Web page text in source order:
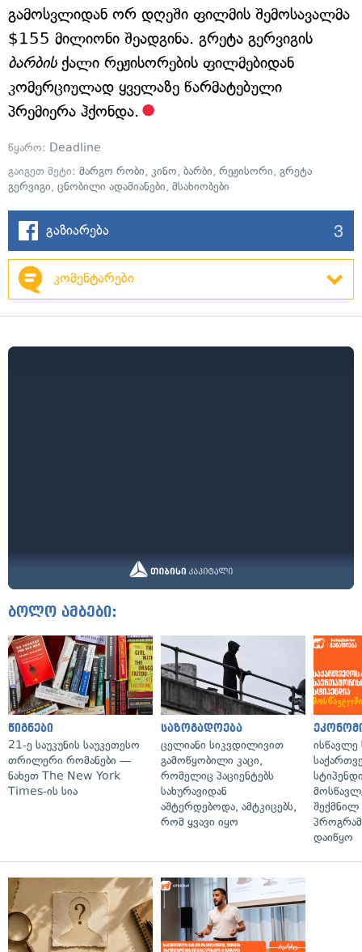
გამოსვლიდან ორ დღეში ფილმის შემოსავალმა
$155 მილიონი შეადგინა. გრეტა გერვიგის
ბარბისქალი რეჟისორების ფილმებიდან
კომერციულად ყველაზე წარმატებული
პრემიერა ჰქონდა.
წყარო: Deadline
გაიგეთ მეტი: მარგო რობი, კინო, ბარბი, რეჟისორი, გრეტა
გერვიგი, ცნობილი ადამიანები, მსახიობები
გაზიარება 3
კომენტარები
ბოლო ამბები:
წიგნები
21-ე საუკუნის საუკეთესო
თრილერი რომანები —
ნახეთ The New York
Times-ის სია
საზოგადოება
ცელიანი სიკვდილივით
გამოწყობილი კაცი,
რომელიც პაციენტებს
სახურავიდან
აშტერდებოდა, ამტკიცებს,
რომ ყვავი იყო
ისწავლე
დაიწყო